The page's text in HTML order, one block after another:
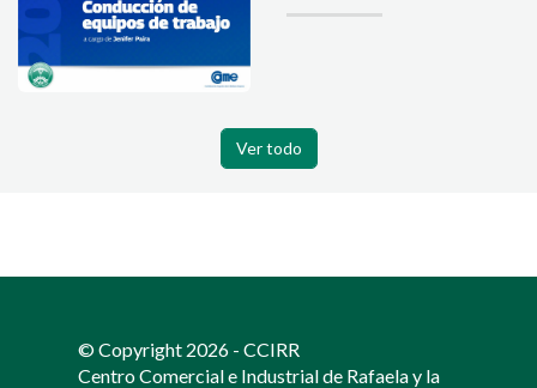
Ver todo
© Copyright 2026 - CCIRR
Centro Comercial e Industrial de Rafaela y la